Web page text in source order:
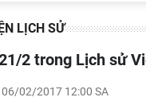
LỊCH SỬ
21/2 trong Lịch sử
06/02/2017 12:00 SA